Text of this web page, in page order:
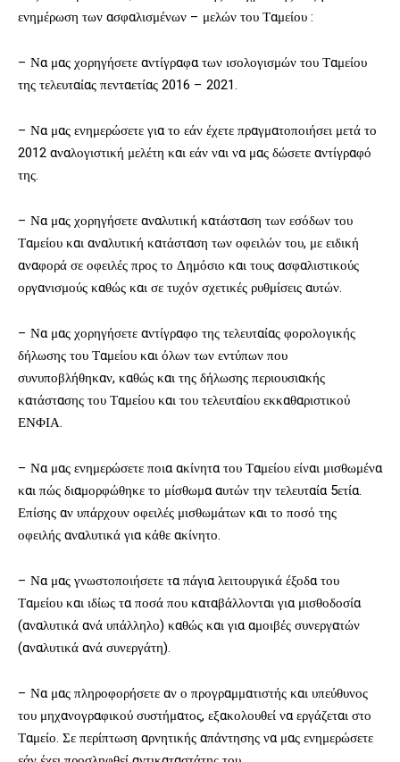
ενημέρωση των ασφαλισμένων – μελών του Ταμείου :
– Να μας χορηγήσετε αντίγραφα των ισολογισμών του Ταμείου
της τελευταίας πενταετίας 2016 – 2021.
– Να μας ενημερώσετε για το εάν έχετε πραγματοποιήσει μετά το
2012 αναλογιστική μελέτη και εάν ναι να μας δώσετε αντίγραφό
της.
– Να μας χορηγήσετε αναλυτική κατάσταση των εσόδων του
Ταμείου και αναλυτική κατάσταση των οφειλών του, με ειδική
αναφορά σε οφειλές προς το Δημόσιο και τους ασφαλιστικούς
οργανισμούς καθώς και σε τυχόν σχετικές ρυθμίσεις αυτών.
– Να μας χορηγήσετε αντίγραφο της τελευταίας φορολογικής
δήλωσης του Ταμείου και όλων των εντύπων που
συνυποβλήθηκαν, καθώς και της δήλωσης περιουσιακής
κατάστασης του Ταμείου και του τελευταίου εκκαθαριστικού
ΕΝΦΙΑ.
– Να μας ενημερώσετε ποια ακίνητα του Ταμείου είναι μισθωμένα
και πώς διαμορφώθηκε το μίσθωμα αυτών την τελευταία 5ετία.
Επίσης αν υπάρχουν οφειλές μισθωμάτων και το ποσό της
οφειλής αναλυτικά για κάθε ακίνητο.
– Να μας γνωστοποιήσετε τα πάγια λειτουργικά έξοδα του
Ταμείου και ιδίως τα ποσά που καταβάλλονται για μισθοδοσία
(αναλυτικά ανά υπάλληλο) καθώς και για αμοιβές συνεργατών
(αναλυτικά ανά συνεργάτη).
– Να μας πληροφορήσετε αν ο προγραμματιστής και υπεύθυνος
του μηχανογραφικού συστήματος, εξακολουθεί να εργάζεται στο
Ταμείο. Σε περίπτωση αρνητικής απάντησης να μας ενημερώσετε